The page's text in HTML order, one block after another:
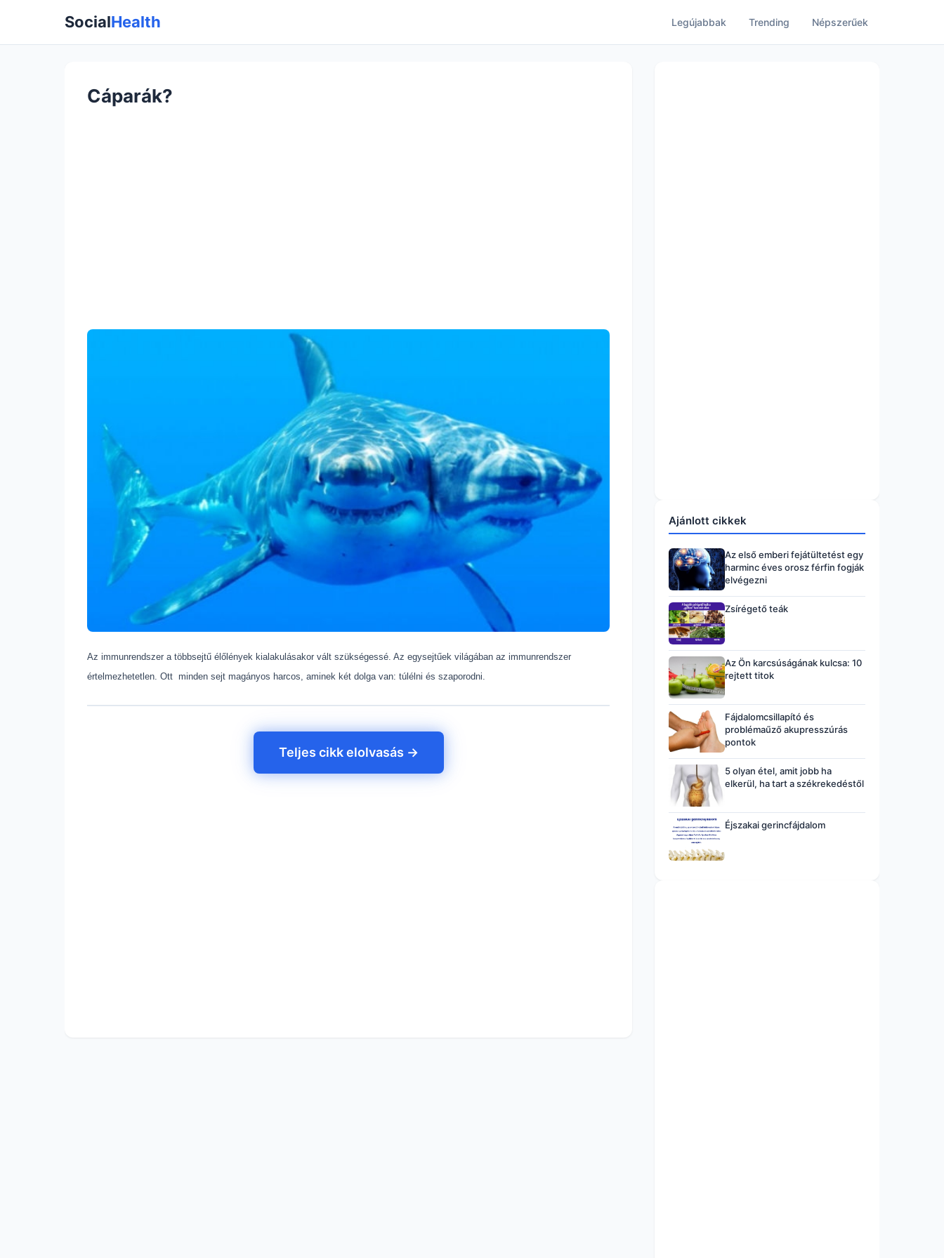
SocialHealth Legújabbak Trending Népszerűek
Cáparák?
Az immunrendszer a többsejtű élőlények kialakulásakor vált szükségessé. Az egysejtűek világában az immunrendszer
értelmezhetetlen. Ott minden sejt magányos harcos, aminek két dolga van: túlélni és szaporodni.
Teljes cikk elolvasás →
Ajánlott cikkek
Az első emberi fejátültetést egy
harminc éves orosz férfin fogják
elvégezni
Zsírégető teák
Az Ön karcsúságának kulcsa: 10
rejtett titok
Fájdalomcsillapító és
problémaűző akupresszúrás
pontok
5 olyan étel, amit jobb ha
elkerül, ha tart a székrekedéstől
Éjszakai gerincfájdalom